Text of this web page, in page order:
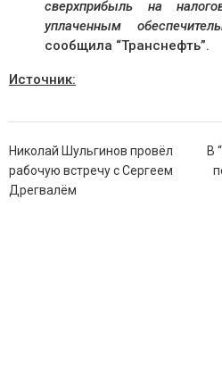
сверхприбыль на
уплаченным
сообщила “Транснефть”.
Источник:
Навигация
по
записям
Николай Шульгинов провёл
рабочую встречу с Сергеем
Дрегвалём
В